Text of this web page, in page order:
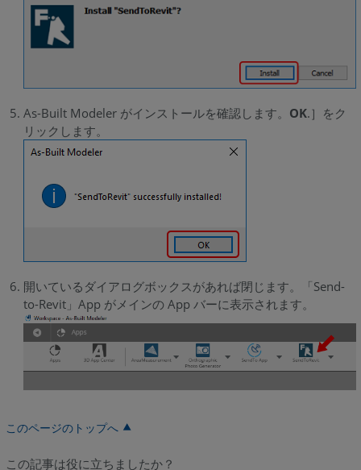
As-Built Modeler がインストールを確認します。 OK.］をク
リックします。
開いているダイアログボックスがあれば閉じます。「Send-
to-Revit」App がメインの App バーに表示されます。
このページのトップへ
この記事は役に立ちましたか？